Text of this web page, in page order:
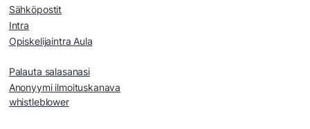
Sähköpostit
Intra
Opiskelijaintra Aula
Palauta salasanasi
Anonyymi ilmoituskanava
whistleblower